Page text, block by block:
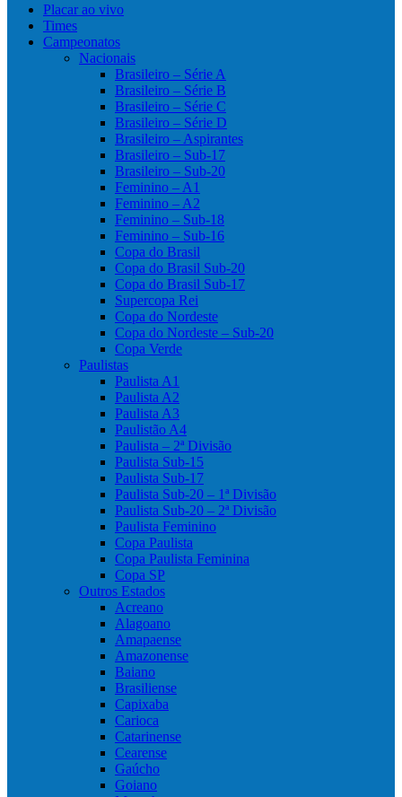
Placar ao vivo
Times
Campeonatos
Nacionais
Brasileiro – Série A
Brasileiro – Série B
Brasileiro – Série C
Brasileiro – Série D
Brasileiro – Aspirantes
Brasileiro – Sub-17
Brasileiro – Sub-20
Feminino – A1
Feminino – A2
Feminino – Sub-18
Feminino – Sub-16
Copa do Brasil
Copa do Brasil Sub-20
Copa do Brasil Sub-17
Supercopa Rei
Copa do Nordeste
Copa do Nordeste – Sub-20
Copa Verde
Paulistas
Paulista A1
Paulista A2
Paulista A3
Paulistão A4
Paulista – 2ª Divisão
Paulista Sub-15
Paulista Sub-17
Paulista Sub-20 – 1ª Divisão
Paulista Sub-20 – 2ª Divisão
Paulista Feminino
Copa Paulista
Copa Paulista Feminina
Copa SP
Outros Estados
Acreano
Alagoano
Amapaense
Amazonense
Baiano
Brasiliense
Capixaba
Carioca
Catarinense
Cearense
Gaúcho
Goiano